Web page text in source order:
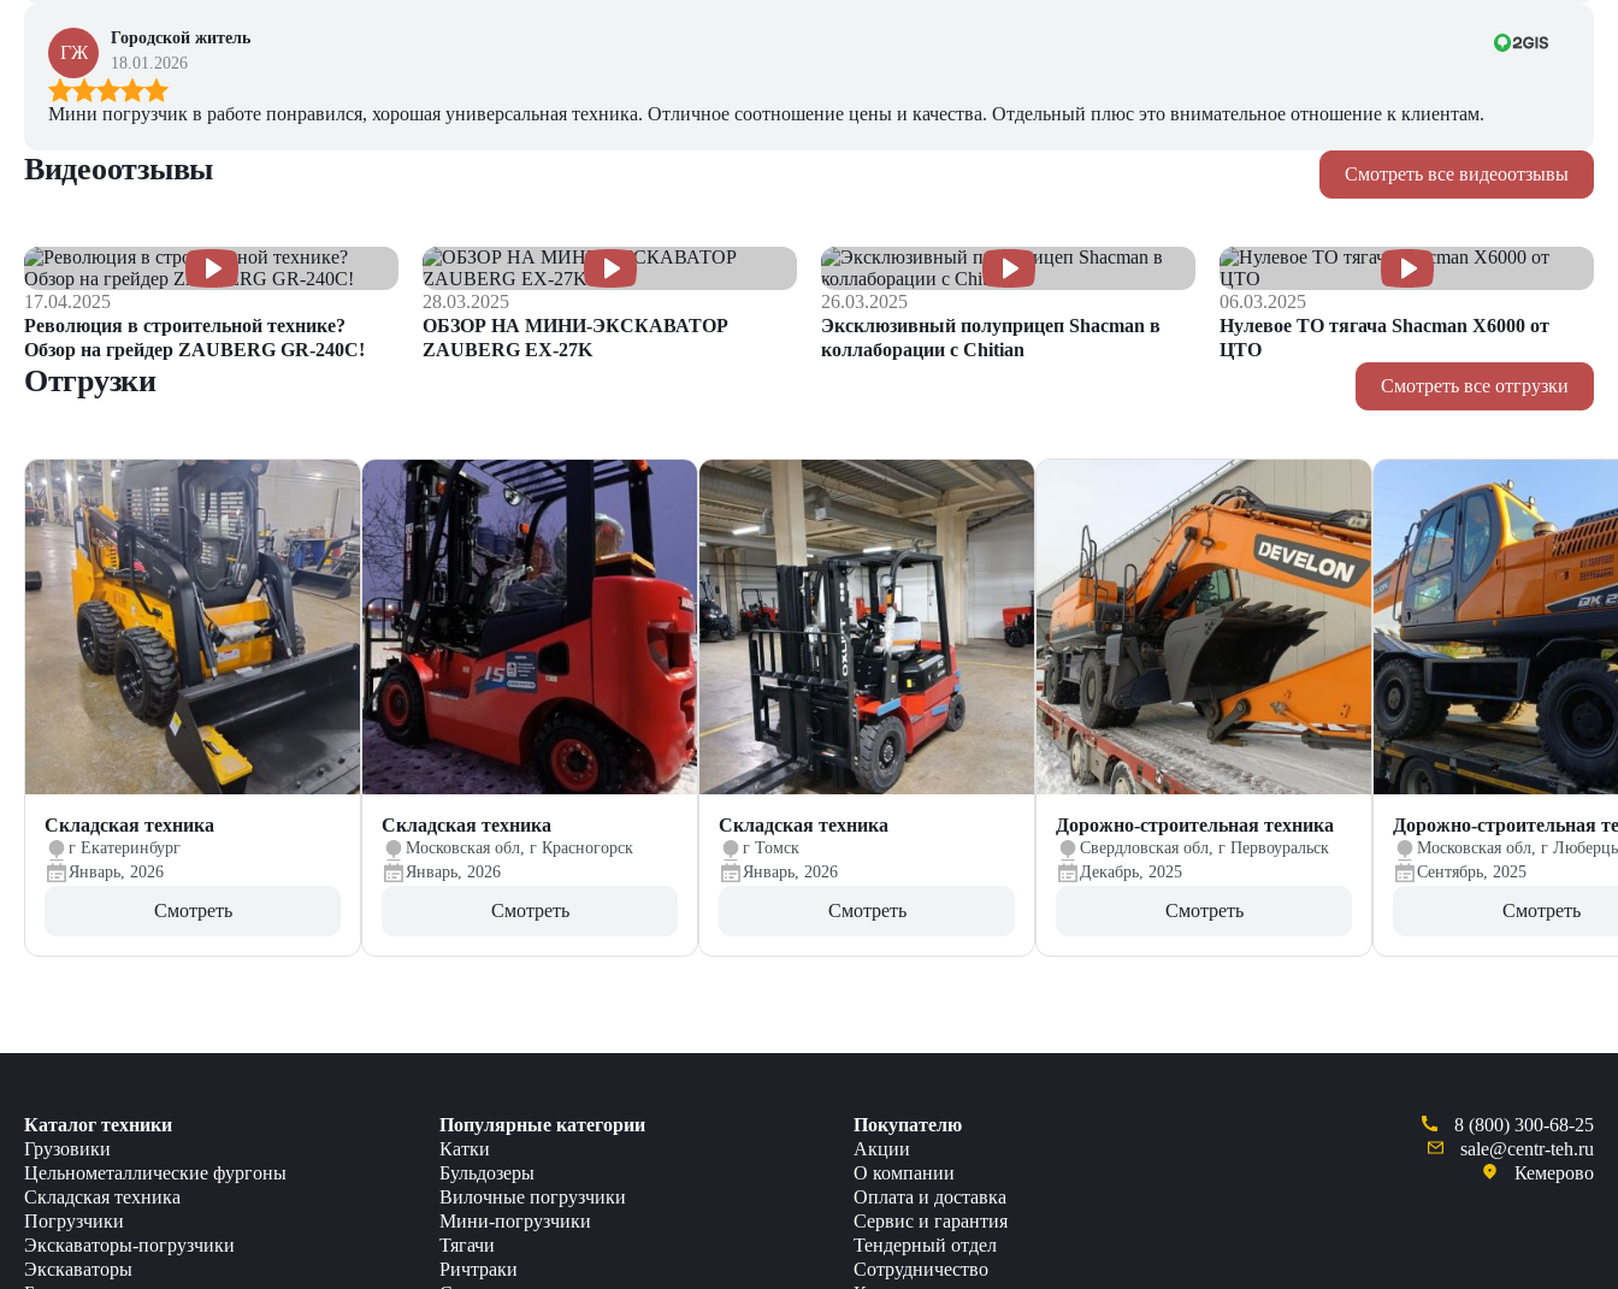
ГЖ
Городской житель
18.01.2026
Мини погрузчик в работе понравился, хорошая универсальная техника. Отличное соотношение цены и качества. Отдельный плюс это внимательное отношение к клиентам.
Смотреть все видеоотзывы
Видеоотзывы
17.04.2025
Революция в строительной технике?
Обзор на грейдер ZAUBERG GR-240C!
28.03.2025
ОБЗОР НА МИНИ-ЭКСКАВАТОР
ZAUBERG EX-27K
26.03.2025
Эксклюзивный полуприцеп Shacman в
коллаборации с Chitian
06.03.2025
Нулевое ТО тягача Shacman Х6000 от
ЦТО
Смотреть все отгрузки
Отгрузки
Складская техника
г Екатеринбург
Январь, 2026
Смотреть
Складская техника
Московская обл, г Красногорск
Январь, 2026
Смотреть
Складская техника
г Томск
Январь, 2026
Смотреть
Дорожно-строительная техника
Свердловская обл, г Первоуральск
Декабрь, 2025
Смотреть
Дорожно-строительная
Московская обл, г
Сентябрь, 2025
Смотреть
Каталог техники
Грузовики
Цельнометаллические фургоны
Складская техника
Погрузчики
Экскаваторы-погрузчики
Экскаваторы
Популярные категории
Катки
Бульдозеры
Вилочные погрузчики
Мини-погрузчики
Тягачи
Ричтраки
Покупателю
Акции
О компании
Оплата и доставка
Сервис и гарантия
Тендерный отдел
Сотрудничество
8 (800) 300-68-25
sale@centr-teh.ru
Кемерово